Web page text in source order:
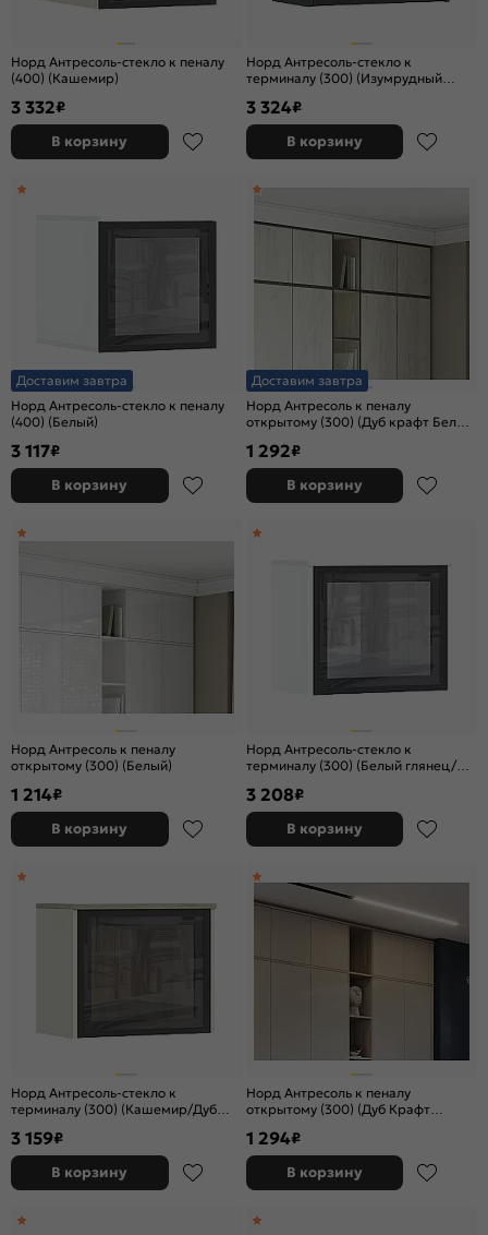
Норд Антресоль-стекло к пеналу
(400) (Кашемир)
3 332₽
В корзину
Норд Антресоль-стекло к
терминалу (300) (Изумрудный
3 324₽
В корзину
Доставим завтра
Норд Антресоль-стекло к пеналу
(400) (Белый)
3 117₽
В корзину
Доставим завтра
Норд Антресоль к пеналу
открытому (300) (Дуб крафт Белый
1 292₽
В корзину
Норд Антресоль к пеналу
открытому (300) (Белый)
1 214₽
В корзину
Норд Антресоль-стекло к
терминалу (300) (Белый глянец/
3 208₽
В корзину
Норд Антресоль-стекло к
терминалу (300) (Кашемир/Дуб
3 159₽
В корзину
Норд Антресоль к пеналу
открытому (300) (Дуб Крафт
1 294₽
В корзину